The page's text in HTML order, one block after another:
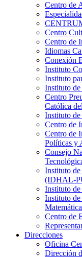
Centro de
Centro
Centro de
Idiomas
Conexión
Instituto
Instituto
Instituto
Centro
Católica
Instituto
Centro de
Centro de
Políticas y
Consejo
Instituto
(IDHAL-
Instituto
Instituto de
Centro de
Direcciones
Oficina
Dirección